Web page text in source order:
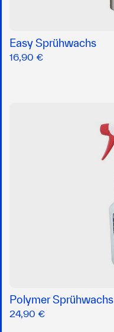
Easy Sprühwachs
16,90 €
Polymer Sprühwachs
24,90 €